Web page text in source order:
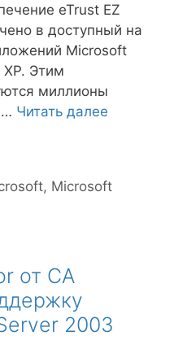
eTrust EZ
в доступный на
Microsoft
Этим
миллионы
… Читать далее
, Microsoft
от CA
2003